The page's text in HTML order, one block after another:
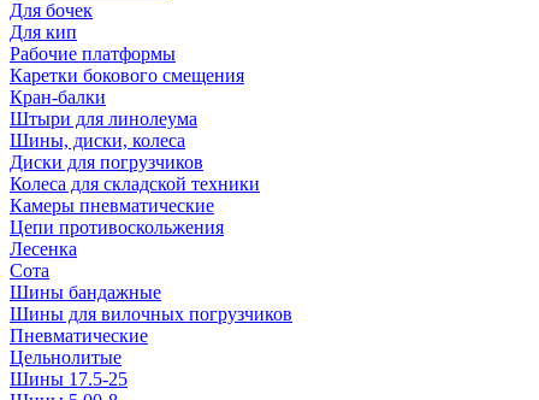
Для бочек
Для кип
Рабочие платформы
Каретки бокового смещения
Кран-балки
Штыри для линолеума
Шины, диски, колеса
Диски для погрузчиков
Колеса для складской техники
Камеры пневматические
Цепи противоскольжения
Лесенка
Сота
Шины бандажные
Шины для вилочных погрузчиков
Пневматические
Цельнолитые
Шины 17.5-25